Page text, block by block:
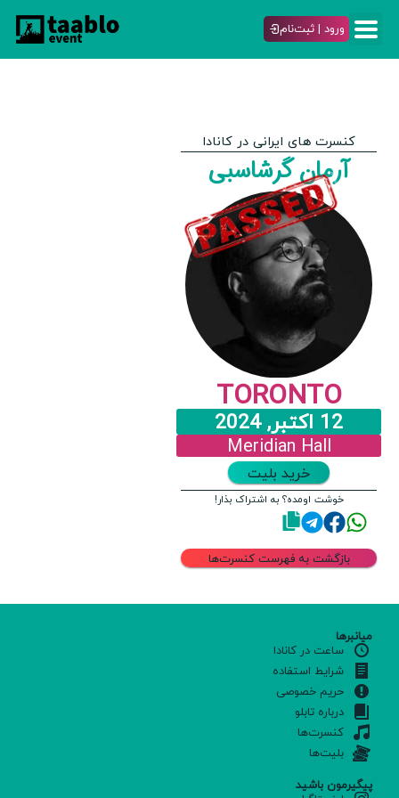
ورود | ثبت‌نام
کنسرت های ایرانی در کانادا
آرمان گرشاسبی
TORONTO
12 اکتبر, 2024
Meridian Hall
خرید بلیت
خوشت اومده؟ به اشتراک بذار!
بازگشت به فهرست کنسرت‌ها
میانبرها
ساعت در کانادا
شرایط استفاده
حریم خصوصی
درباره تابلو
کنسرت‌ها
بلیت‌ها
پیگیرمون باشید